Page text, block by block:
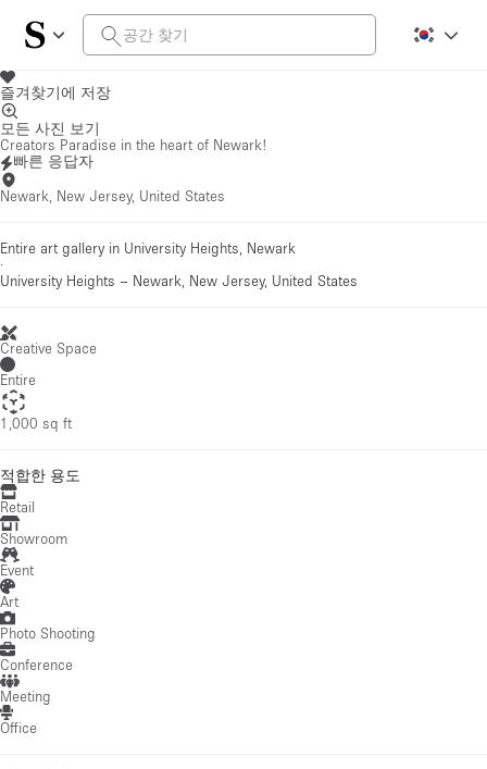
즐겨찾기에 저장
모든 사진 보기
Creators Paradise in the heart of Newark!
빠른 응답자
Newark, New Jersey, United States
Entire art gallery in University Heights, Newark
·
University Heights – Newark, New Jersey, United States
Creative Space
Entire
1,000 sq ft
적합한 용도
Retail
Showroom
Event
Art
Photo Shooting
Conference
Meeting
Office